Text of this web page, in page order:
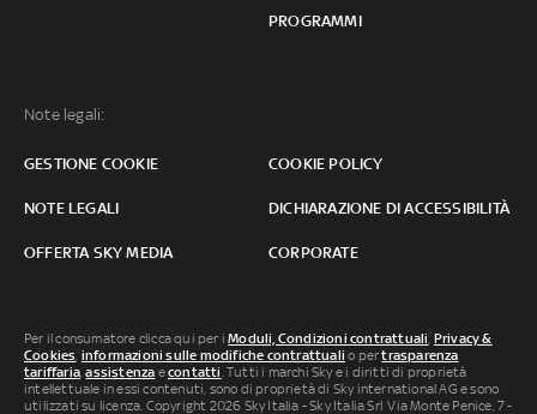
PROGRAMMI
Note legali:
GESTIONE COOKIE COOKIE POLICY
NOTE LEGALI DICHIARAZIONE DI ACCESSIBILITÀ
OFFERTA SKY MEDIA CORPORATE
Per il consumatore clicca qui per iModuli, Condizioni contrattuali, Privacy &
Cookies, informazioni sulle modifiche contrattuali o pertrasparenza
tariffaria,assistenza econtatti. Tutti i marchi Sky e i diritti di proprietà
intellettuale in essi contenuti, sono di proprietà di Sky international AG e sono
utilizzati su licenza. Copyright 2026 Sky Italia - Sky Italia Srl Via Monte Penice, 7 -